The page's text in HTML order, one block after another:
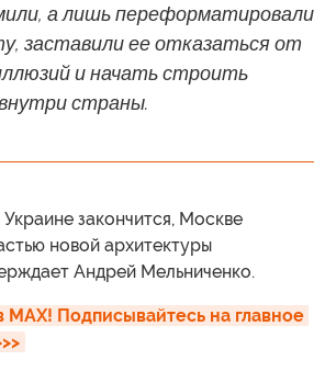
а лишь переформатировали
заставили ее отказаться от
и начать строить
страны.
закончится, Москве
новой архитектуры
Андрей Мельниченко.
Подписывайтесь на главное